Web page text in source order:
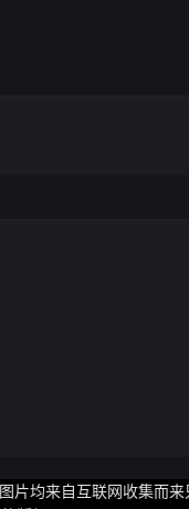
安兔兔跑分可达2
小幅提升gpu跑
采用1 5 2架构
片均来自互联网收集而